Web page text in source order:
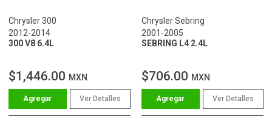
Chrysler 300
2012-2014
300 V8 6.4L
$1,446.00 MXN
Ver Detalles
Chrysler Sebring
2001-2005
SEBRING L4 2.4L
$706.00 MXN
Ver Detalles